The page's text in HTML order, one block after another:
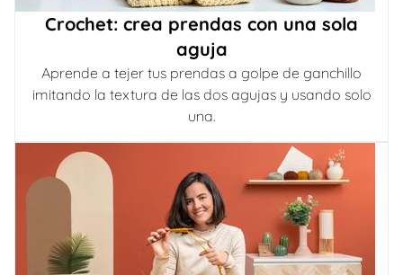
Crochet: crea prendas con una sola
aguja
Aprende a tejer tus prendas a golpe de ganchillo
imitando la textura de las dos agujas y usando solo
una.